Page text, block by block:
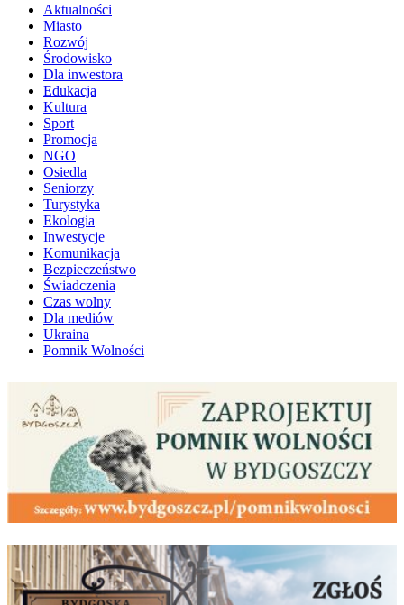
Aktualności
Miasto
Rozwój
Środowisko
Dla inwestora
Edukacja
Kultura
Sport
Promocja
NGO
Osiedla
Seniorzy
Turystyka
Ekologia
Inwestycje
Komunikacja
Bezpieczeństwo
Świadczenia
Czas wolny
Dla mediów
Ukraina
Pomnik Wolności